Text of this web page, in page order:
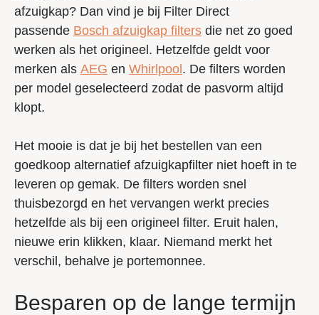
afzuigkap? Dan vind je bij Filter Direct
passende Bosch afzuigkap filters die net zo goed
werken als het origineel. Hetzelfde geldt voor
merken als AEG en Whirlpool. De filters worden
per model geselecteerd zodat de pasvorm altijd
klopt.
Het mooie is dat je bij het bestellen van een
goedkoop alternatief afzuigkapfilter niet hoeft in te
leveren op gemak. De filters worden snel
thuisbezorgd en het vervangen werkt precies
hetzelfde als bij een origineel filter. Eruit halen,
nieuwe erin klikken, klaar. Niemand merkt het
verschil, behalve je portemonnee.
Besparen op de lange termijn